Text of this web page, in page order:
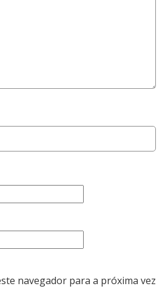
navegador para a próxima vez